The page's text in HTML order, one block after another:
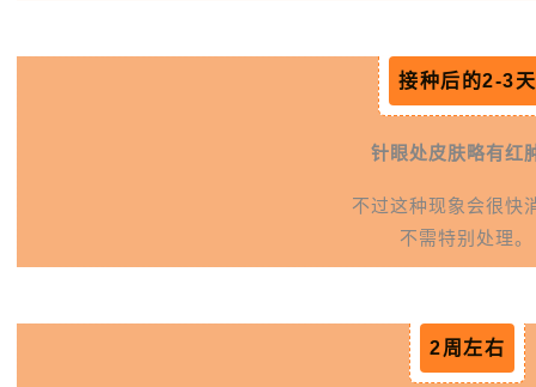
接种后的2-3天
针眼处皮肤略有红
不过这种现象会很快
不需特别处理。
2周左右